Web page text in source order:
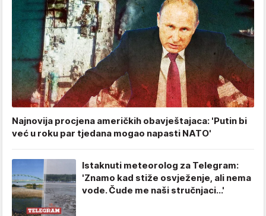
Najnovija procjena američkih obavještajaca: 'Putin bi
već u roku par tjedana mogao napasti NATO'
Istaknuti meteorolog za Telegram:
'Znamo kad stiže osvježenje, ali nema
vode. Čude me naši stručnjaci...'